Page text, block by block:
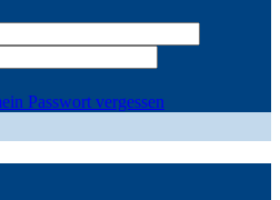
Passwort vergessen